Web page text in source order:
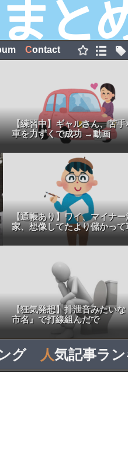
Contact
【練習中】ギャルさん、苦手
車を力ずくで成功 →動画
【通帳あり】ワイ、マイナー
家、想像してたより儲かって
【狂気発想】排泄音みたいな
市名』で打線組んだで
グ 人気記事ラ